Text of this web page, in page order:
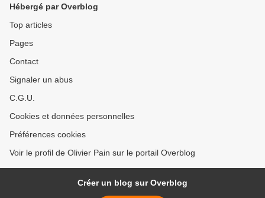
Hébergé par Overblog
Top articles
Pages
Contact
Signaler un abus
C.G.U.
Cookies et données personnelles
Préférences cookies
Voir le profil de Olivier Pain sur le portail Overblog
Créer un blog sur Overblog